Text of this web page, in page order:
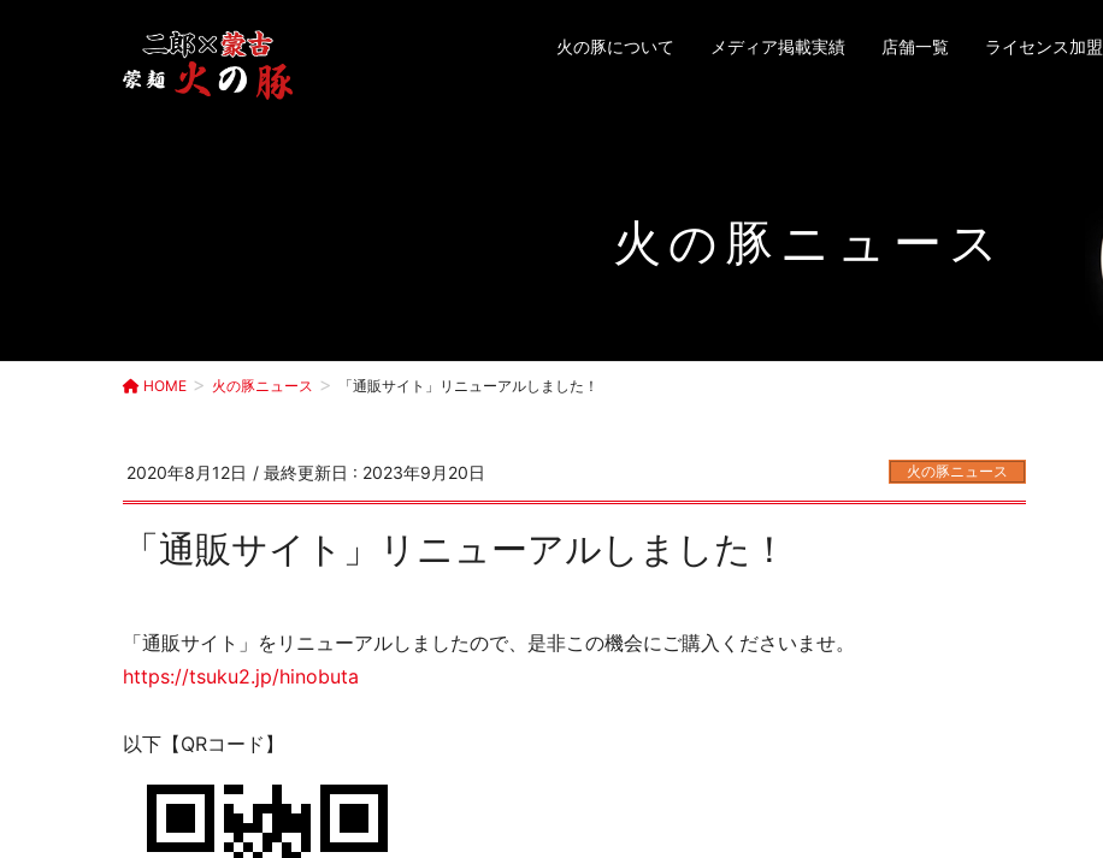
火の豚について メディア掲載実績 店舗一覧 ライセンス加盟
火の豚ニュース
HOME 火の豚ニュース 「通販サイト」リニューアルしました！
2020年8月12日 / 最終更新日 : 2023年9月20日 火の豚ニュース
「通販サイト」リニューアルしました！
「通販サイト」をリニューアルしましたので、是非この機会にご購入くださいませ。
https://tsuku2.jp/hinobuta
以下【QRコード】